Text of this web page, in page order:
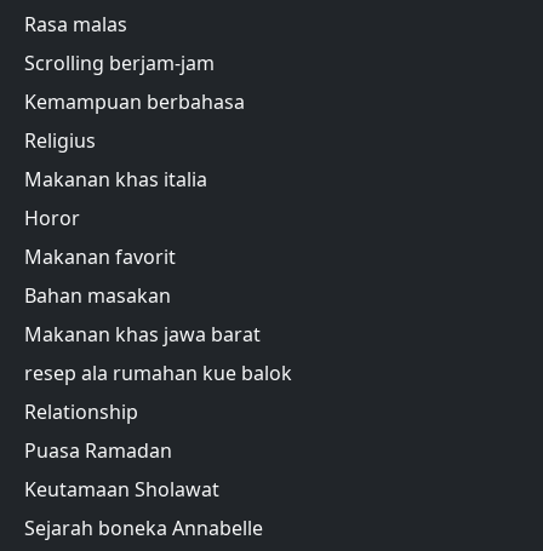
Rasa malas
Scrolling berjam-jam
Kemampuan berbahasa
Religius
Makanan khas italia
Horor
Makanan favorit
Bahan masakan
Makanan khas jawa barat
resep ala rumahan kue balok
Relationship
Puasa Ramadan
Keutamaan Sholawat
Sejarah boneka Annabelle